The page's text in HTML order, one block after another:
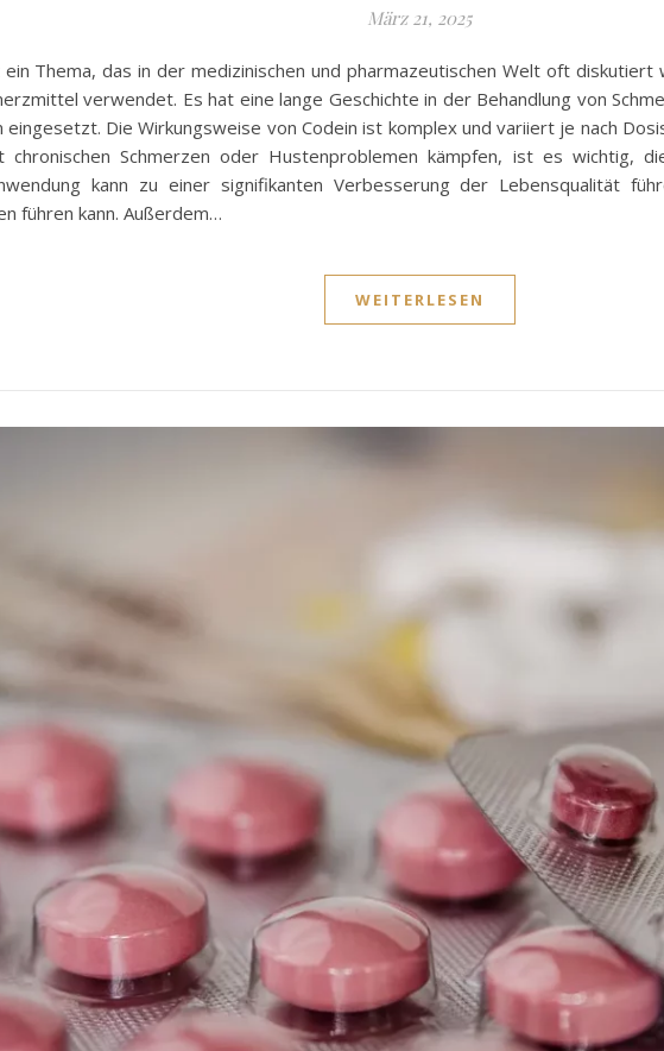
März 21, 2025
ein Thema, das in der medizinischen und pharmazeutischen Welt oft
verwendet. Es hat eine lange Geschichte in der Behandlung von
Die Wirkungsweise von Codein ist komplex und variiert je nach
Schmerzen oder Hustenproblemen kämpfen, ist es wichtig,
kann zu einer signifikanten Verbesserung der Lebensqualität
führen kann. Außerdem…
WEITERLESEN